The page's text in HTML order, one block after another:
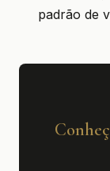
padrão de